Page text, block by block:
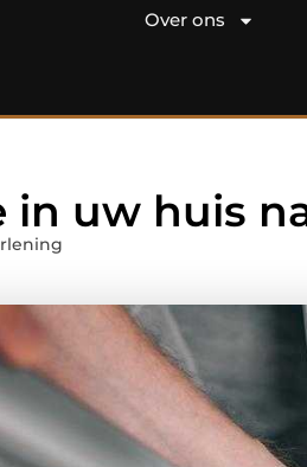
Over ons
in uw huis